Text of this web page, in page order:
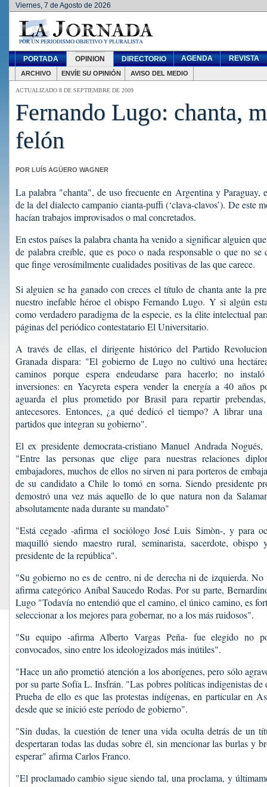
Viernes, 7 de Agosto de 2026
PORTADA OPINION DIRECTORIO AGENDA REVISTA
ARCHIVO ENVÍE SU OPINIÓN AVISO DEL MEDIO
ACTUALIZADO 8 DE SEPTIEMBRE DE 2009
Fernando Lugo: chanta,
felón
POR LUÍS AGÜERO WAGNER
La palabra "chanta", de uso frecuente en Argentina y Paraguay,
de la del dialecto campanio cianta-puffi (‘clava-clavos’). De este
hacían trabajos improvisados o mal concretados.
En estos países la palabra chanta ha venido a significar alguien
de palabra creíble, que es poco o nada responsable o que no se
que finge verosímilmente cualidades positivas de las que carece.
Si alguien se ha ganado con creces el título de chanta ante la
nuestro inefable héroe el obispo Fernando Lugo. Y si algún
como verdadero paradigma de la especie, es la élite intelectual
páginas del periódico contestatario El Universitario.
A través de ellas, el dirigente histórico del Partido
Granada dispara: "El gobierno de Lugo no cultivó una
caminos porque espera endeudarse para hacerlo; no
inversiones: en Yacyreta espera vender la energía a 40 años
aguarda el plus prometido por Brasil para repartir
antecesores. Entonces, ¿a qué dedicó el tiempo? A librar una
partidos que integran su gobierno".
El ex presidente democrata-cristiano Manuel Andrada
"Entre las personas que elige para nuestras relaciones
embajadores, muchos de ellos no sirven ni para porteros de
de su candidato a Chile lo tomó en sorna. Siendo presidente
demostró una vez más aquello de lo que natura non da
absolutamente nada durante su mandato"
"Está cegado -afirma el sociólogo José Luis Simòn-, y para
maquilló siendo maestro rural, seminarista, sacerdote,
presidente de la república".
"Su gobierno no es de centro, ni de derecha ni de izquierda.
afirma categórico Aníbal Saucedo Rodas. Por su parte,
Lugo "Todavía no entendió que el camino, el único camino, es
seleccionar a los mejores para gobernar, no a los más ruidosos".
"Su equipo -afirma Alberto Vargas Peña- fue elegido no
convocados, sino entre los ideologizados más inútiles".
"Hace un año prometió atención a los aborígenes, pero sólo
por su parte Sofía L. Insfrán. "Las pobres políticas indigenistas de
Prueba de ello es que las protestas indígenas, en particular en
desde que se inició este período de gobierno".
"Sin dudas, la cuestión de tener una vida oculta detrás de un
despertaran todas las dudas sobre él, sin mencionar las burlas y
esperar" afirma Carlos Franco.
"El proclamado cambio sigue siendo tal, una proclama, y